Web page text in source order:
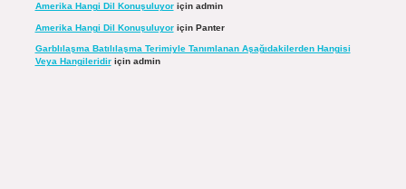
Amerika Hangi Dil Konuşuluyoriçin admin
Amerika Hangi Dil Konuşuluyoriçin Panter
Garblılaşma Batılılaşma Terimiyle Tanımlanan Aşağıdakilerden Hangisi
Veya Hangileridiriçin admin